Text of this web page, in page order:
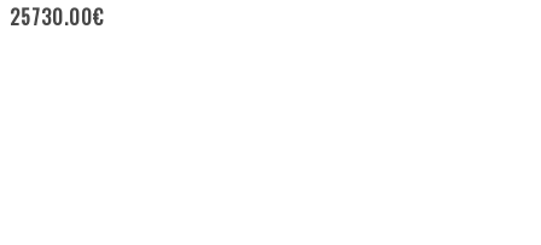
25730.00€